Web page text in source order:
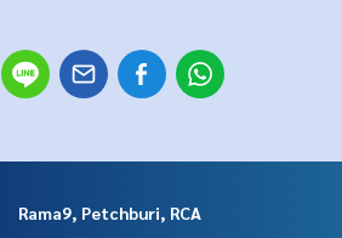
Rama9, Petchburi, RCA